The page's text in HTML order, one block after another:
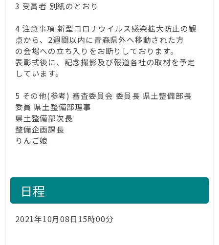
3 受賞者 別紙のとおり
4 注意事項 新型コロナウイルス感染拡大防止の観
点から、2週間以内に青森県外へ移動された方
の会場への立ち入りをお断りしております。
表彰式後に、記念撮影及び報道各社の取材を予定
しています。
5 その他(参考) 審査委員会 委員長 県土整備部長
委員 県土整備部理事
県土整備部次長
整備企画課長
りんご娘
日程
2021年10月08日15時00分